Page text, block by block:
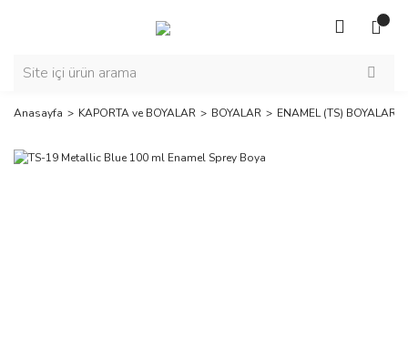
Anasayfa KAPORTA ve BOYALAR BOYALAR ENAMEL (TS) BOYALAR